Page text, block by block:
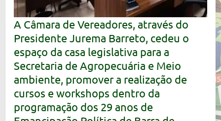
A Câmara de Vereadores, através do
Presidente Jurema Barreto, cedeu o
espaço da casa legislativa para a
Secretaria de Agropecuária e Meio
ambiente, promover a realização de
cursos e workshops dentro da
programação dos 29 anos de